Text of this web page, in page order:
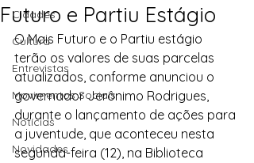
Cidades
Cultura
Entrevistas
Movimentos Sociais
Notícias
Novidades
Futuro e Partiu Estágio
O Mais Futuro e o Partiu estágio
terão os valores de suas parcelas
atualizados, conforme anunciou o
governador Jerônimo Rodrigues,
durante o lançamento de ações para
a juventude, que aconteceu nesta
segunda-feira (12), na Biblioteca